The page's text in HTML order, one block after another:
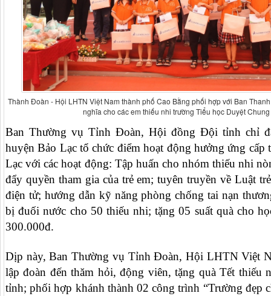
Thành Đoàn - Hội LHTN Việt Nam thành phố Cao Bằng phối hợp với Ban
nghĩa cho các em thiếu nhi trường Tiểu học Duyệt
Ban Thường vụ Tỉnh Đoàn, Hội đồng Đội tỉnh chỉ
huyện Bảo Lạc tổ chức điểm hoạt động hưởng ứng
Lạc với các hoạt động: Tập huấn cho nhóm thiếu nhi
đẩy quyền tham gia của trẻ em; tuyên truyền về Luật
điện tử; hướng dẫn kỹ năng phòng chống tai nạn
bị đuối nước cho 50 thiếu nhi; tặng 05 suất quà cho
300.000đ.
Dịp này, Ban Thường vụ Tỉnh Đoàn, Hội LHTN Việt
lập đoàn đến thăm hỏi, động viên, tặng quà Tết
tỉnh; phối hợp khánh thành 02 công trình “Trường đẹp